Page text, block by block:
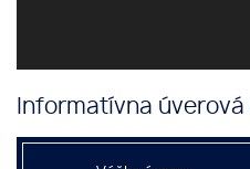
Informatívna úverová